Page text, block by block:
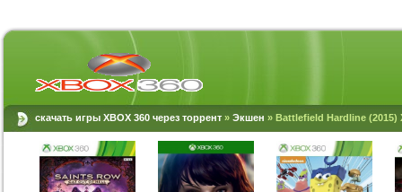
скачать игры XBOX 360 через торрент » Экшен » Battlefield Hardline (2015)